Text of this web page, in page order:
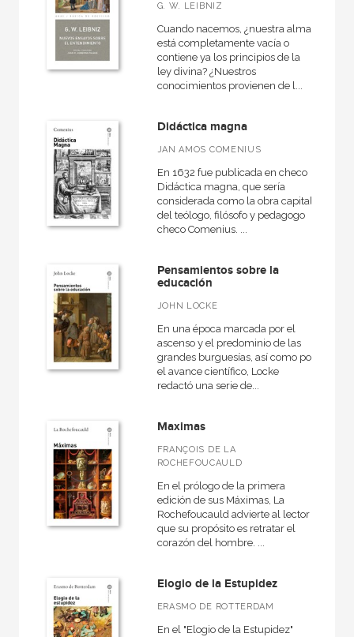
Anverso
Arte contemporáneo
Arte y estética
Básica de Bolsillo  Serie Cien palabras
Básica de Bolsillo  Serie Clásicos de la lengua española
VER TODAS... (49)
NUESTROS FORMATOS
Cartoné
Ebook
Ebook
CATÁLOGOS PDF
Catálogos PDF
G. W. LEIBNIZ
Cuando nacemos, ¿nuestra alma
está completamente vacía o
contiene ya los principios de la
ley divina? ¿Nuestros
conocimientos provienen de l...
Didáctica magna
JAN AMOS COMENIUS
En 1632 fue publicada en checo
Didáctica magna, que sería
considerada como la obra capital
del teólogo, filósofo y pedagogo
checo Comenius. ...
Pensamientos sobre la
educación
JOHN LOCKE
En una época marcada por el
ascenso y el predominio de las
grandes burguesías, así como por
el avance científico, Locke
redactó una serie de...
Maximas
FRANÇOIS DE LA
ROCHEFOUCAULD
En el prólogo de la primera
edición de sus Máximas, La
Rochefoucauld advierte al lector
que su propósito es retratar el
corazón del hombre. ...
Elogio de la Estupidez
ERASMO DE ROTTERDAM
En el "Elogio de la Estupidez"